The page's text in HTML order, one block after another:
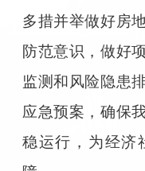
多措并举做好房
防范意识，做好
监测和风险隐患
应急预案，确保
稳运行，为经济